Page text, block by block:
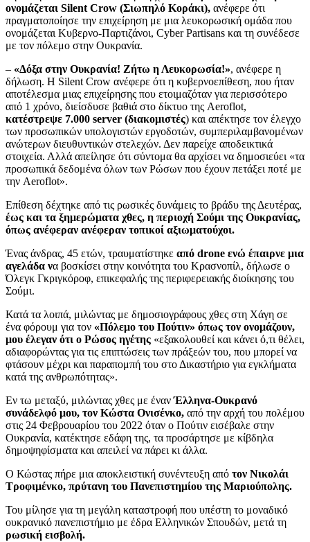
ονομάζεται Silent Crow (Σιωπηλό Κοράκι), ανέφερε ότι
πραγματοποίησε την επιχείρηση με μια λευκορωσική ομάδα που
ονομάζεται Κυβερνο-Παρτιζάνοι, Cyber Partisans και τη συνέδεσε
με τον πόλεμο στην Ουκρανία.
– «Δόξα στην Ουκρανία! Ζήτω η Λευκορωσία!», ανέφερε η
δήλωση. Η Silent Crow ανέφερε ότι η κυβερνοεπίθεση, που ήταν
αποτέλεσμα μιας επιχείρησης που ετοιμαζόταν για περισσότερο
από 1 χρόνο, διείσδυσε βαθιά στο δίκτυο της Aeroflot,
κατέστρεψε 7.000 server (διακομιστές) και απέκτησε τον έλεγχο
των προσωπικών υπολογιστών εργοδοτών, συμπεριλαμβανομένων
ανώτερων διευθυντικών στελεχών. Δεν παρείχε αποδεικτικά
στοιχεία. Αλλά απείλησε ότι σύντομα θα αρχίσει να δημοσιεύει «τα
προσωπικά δεδομένα όλων των Ρώσων που έχουν πετάξει ποτέ με
την Aeroflot».
Επίθεση δέχτηκε από τις ρωσικές δυνάμεις το βράδυ της Δευτέρας,
έως και τα ξημερώματα χθες, η περιοχή Σούμι της Ουκρανίας,
όπως ανέφεραν ανέφεραν τοπικοί αξιωματούχοι.
Ένας άνδρας, 45 ετών, τραυματίστηκε από drone ενώ έπαιρνε μια
αγελάδα να βοσκίσει στην κοινότητα του Κρασνοπίλ, δήλωσε ο
Όλεγκ Γκριγκόροφ, επικεφαλής της περιφερειακής διοίκησης του
Σούμι.
Κατά τα λοιπά, μιλώντας με δημοσιογράφους χθες στη Χάγη σε
ένα φόρουμ για τον «Πόλεμο του Πούτιν» όπως τον ονομάζουν,
μου έλεγαν ότι ο Ρώσος ηγέτης «εξακολουθεί και κάνει ό,τι θέλει,
αδιαφορώντας για τις επιπτώσεις των πράξεών του, που μπορεί να
φτάσουν μέχρι και παραπομπή του στο Δικαστήριο για εγκλήματα
κατά της ανθρωπότητας».
Εν τω μεταξύ, μιλώντας χθες με ένανΈλληνα-Ουκρανό
συνάδελφό μου, τον Κώστα Ονισένκο, από την αρχή του πολέμου
στις 24 Φεβρουαρίου του 2022 όταν ο Πούτιν εισέβαλε στην
Ουκρανία, κατέκτησε εδάφη της, τα προσάρτησε με κίβδηλα
δημοψηφίσματα και απειλεί να πάρει κι άλλα.
Ο Κώστας πήρε μια αποκλειστική συνέντευξη από τον Νικολάι
Τροφιμένκο, πρύτανη του Πανεπιστημίου της Μαριούπολης.
Του μίλησε για τη μεγάλη καταστροφή που υπέστη το μοναδικό
ουκρανικό πανεπιστήμιο με έδρα Ελληνικών Σπουδών, μετά τη
ρωσική εισβολή.